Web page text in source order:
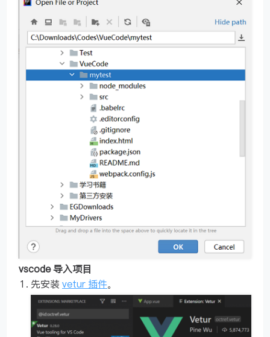
vscode 导入项目
先安装 vetur 插件。